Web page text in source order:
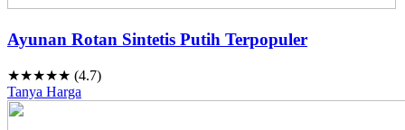
Ayunan Rotan Sintetis Putih Terpopuler
★★★★★ (4.7)
Tanya Harga